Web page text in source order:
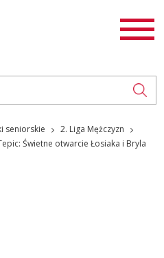
seniorskie
2. Liga Mężczyzn
Świetne otwarcie Łosiaka i Bryla